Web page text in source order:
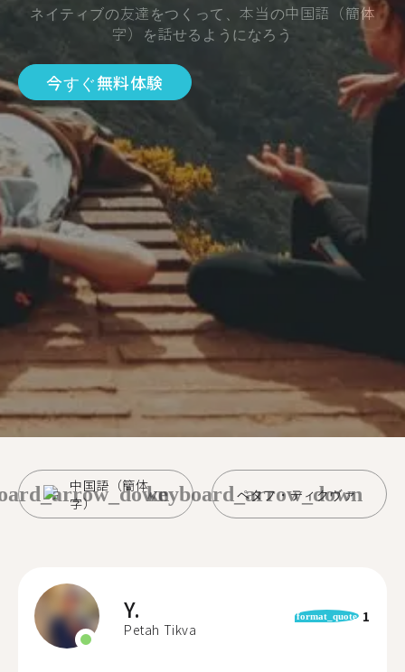
ネイティブの友達をつくって、本当の中国語（簡体
字）を話せるようになろう
今すぐ無料体験
中国語（簡体
字）
ペタフ・ティクヴァ
keyboard_arrow_down
Y.
Petah Tikva
format_quote 1